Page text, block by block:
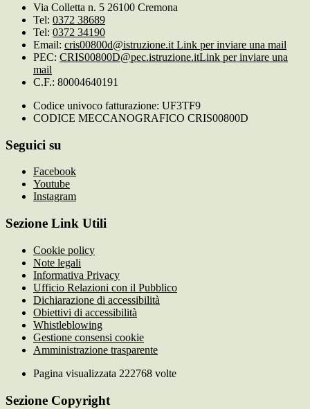
Via Colletta n. 5 26100 Cremona
Tel: 0372 38689
Tel: 0372 34190
Email: cris00800d@istruzione.it Link per inviare una mail
PEC: CRIS00800D@pec.istruzione.itLink per inviare una
mail
C.F.: 80004640191
Codice univoco fatturazione: UF3TF9
CODICE MECCANOGRAFICO CRIS00800D
Seguici su
Facebook
Youtube
Instagram
Sezione Link Utili
Cookie policy
Note legali
Informativa Privacy
Ufficio Relazioni con il Pubblico
Dichiarazione di accessibilità
Obiettivi di accessibilità
Whistleblowing
Gestione consensi cookie
Amministrazione trasparente
Pagina visualizzata 222768 volte
Sezione Copyright